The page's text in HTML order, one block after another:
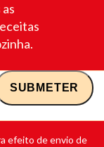
efeito de envio de